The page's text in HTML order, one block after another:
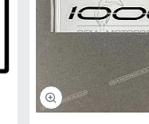
Fabricante
Ubicación de Montaje
Tipo